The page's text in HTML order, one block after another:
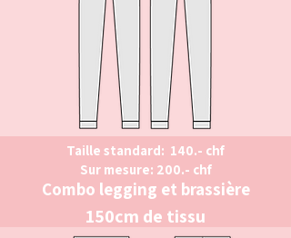
Combo legging et brassière
150cm de tissu
Taille standard: 140.- chf
Sur mesure: 200.- chf